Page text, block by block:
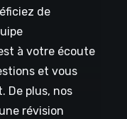
de
à votre écoute
et vous
De plus, nos
révision